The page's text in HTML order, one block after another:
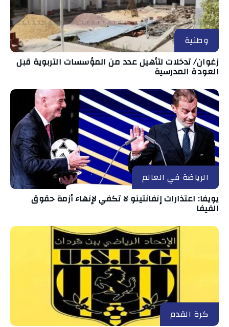
وطنية
زغوان/ تدخلات لتأهيل عدد من المؤسسات التربوية قبل
العودة المدرسية
الرياضة في العالم
يويفا: اعتذارات إنفانتينو لا تكفي لإنهاء أزمة حقوق
الفيفا
كرة القدم